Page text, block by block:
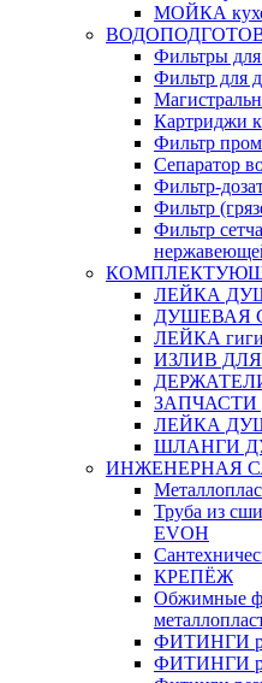
МОЙКА
Фильтры
Фильтр для
Картриджи
Фильтр
Сепаратор
Фильтр-
Фильтр
Фильтр
ЛЕЙКА
ДУШЕВАЯ
ЛЕЙКА
ИЗЛИВ
ЛЕЙКА
ШЛАНГИ
ИНЖЕНЕРНАЯ
Труба из
EVOH
КРЕПЁЖ
Обжимные
ФИТИНГИ
ФИТИНГИ